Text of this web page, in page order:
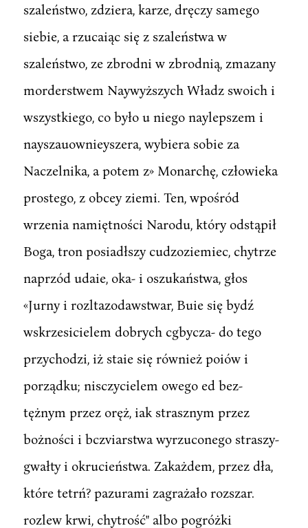
szaleństwo, zdziera, karze, dręczy samego
siebie, a rzucaiąc się z szaleństwa w
szaleństwo, ze zbrodni w zbrodnią, zmazany
morderstwem Naywyższych Władz swoich i
wszystkiego, co było u niego naylepszem i
nayszauownieyszera, wybiera sobie za
Naczelnika, a potem z» Monarchę, człowieka
prostego, z obcey ziemi. Ten, wpośród
wrzenia namiętności Narodu, który odstąpił
Boga, tron posiadłszy cudzoziemiec, chytrze
naprzód udaie, oka- i oszukaństwa, głos
«Jurny i rozltazodawstwar, Buie się bydź
wskrzesicielem dobrych cgbycza- do tego
przychodzi, iż staie się również poiów i
porządku; nisczycielem owego ed bez-
tężnym przez oręż, iak strasznym przez
bożności i bczviarstwa wyrzuconego straszy-
gwałty i okrucieństwa. Zakażdem, przez dła,
które tetrń? pazurami zagrażało rozszar.
rozlew krwi, chytrość" albo pogróżki